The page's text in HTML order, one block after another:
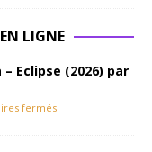
LIGNE
Eclipse (2026) par
fermés